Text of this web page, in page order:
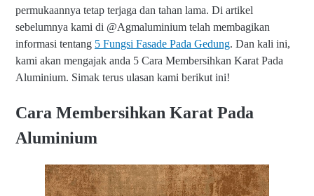
permukaannya tetap terjaga dan tahan lama. Di artikel
sebelumnya kami di @Agmaluminium telah membagikan
informasi tentang 5 Fungsi Fasade Pada Gedung. Dan kali ini,
kami akan mengajak anda 5 Cara Membersihkan Karat Pada
Aluminium. Simak terus ulasan kami berikut ini!
Cara Membersihkan Karat Pada
Aluminium